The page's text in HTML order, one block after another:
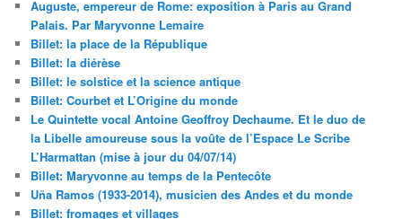
Auguste, empereur de Rome: exposition à Paris au Grand
Palais. Par Maryvonne Lemaire
Billet: la place de la République
Billet: la diérèse
Billet: le solstice et la science antique
Billet: Courbet et L’Origine du monde
Le Quintette vocal Antoine Geoffroy Dechaume. Et le duo de
la Libelle amoureuse sous la voûte de l’Espace Le Scribe
L’Harmattan (mise à jour du 04/07/14)
Billet: Maryvonne au temps de la Pentecôte
Uña Ramos (1933-2014), musicien des Andes et du monde
Billet: fromages et villages